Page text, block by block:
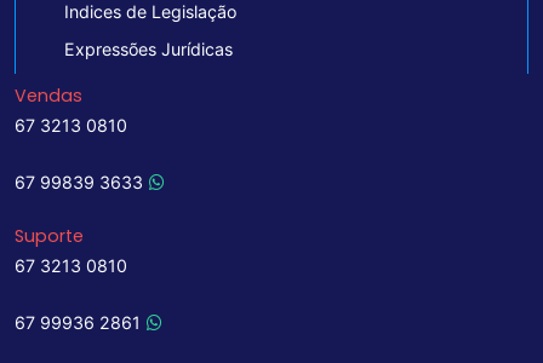
Indices de Legislação
Expressões Jurídicas
Vendas
67 3213 0810
67 99839 3633
Suporte
67 3213 0810
67 99936 2861